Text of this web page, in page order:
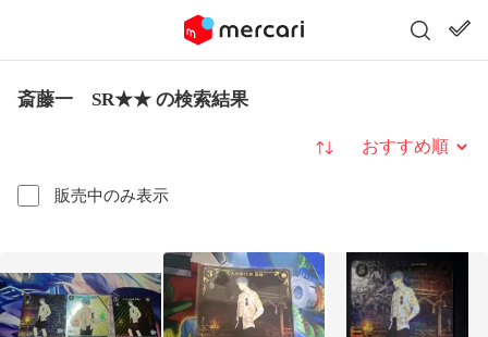
斎藤一 SR★★ の検索結果
販売中のみ表示
並び替え